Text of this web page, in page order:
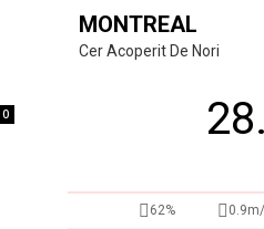
0
MONTREAL
Cer Acoperit De Nori
62%